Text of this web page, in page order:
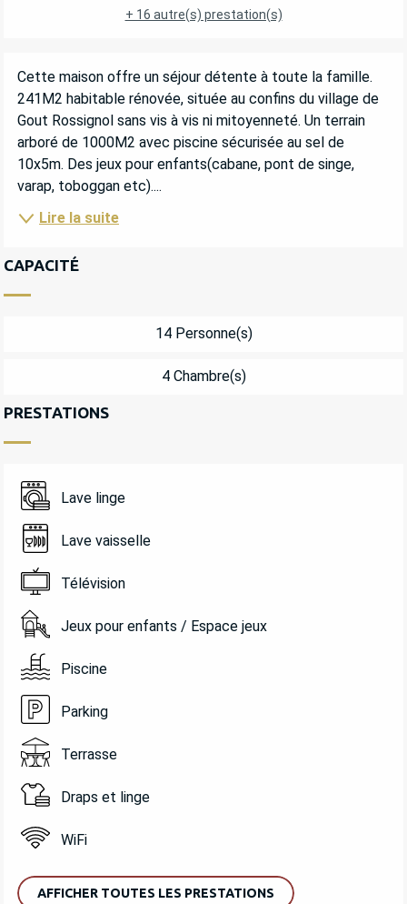
+ 16 autre(s) prestation(s)
DESCRIPTION
Cette maison offre un séjour détente à toute la famille.
241M2 habitable rénovée, située au confins du village de
Gout Rossignol sans vis à vis ni mitoyenneté. Un terrain
arboré de 1000M2 avec piscine sécurisée au sel de
10x5m. Des jeux pour enfants(cabane, pont de singe,
varap, toboggan etc)....
Lire la suite
CAPACITÉ
14 Personne(s)
4 Chambre(s)
PRESTATIONS
Lave linge
Lave vaisselle
Télévision
Jeux pour enfants / Espace jeux
Piscine
Parking
Terrasse
Draps et linge
WiFi
AFFICHER TOUTES LES PRESTATIONS